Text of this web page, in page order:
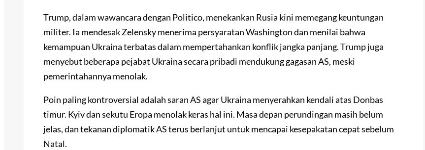
Trump, dalam wawancara dengan Politico, menekankan Rusia kini memegang keuntungan
militer. Ia mendesak Zelensky menerima persyaratan Washington dan menilai bahwa
kemampuan Ukraina terbatas dalam mempertahankan konflik jangka panjang. Trump juga
menyebut beberapa pejabat Ukraina secara pribadi mendukung gagasan AS, meski
pemerintahannya menolak.
Poin paling kontroversial adalah saran AS agar Ukraina menyerahkan kendali atas Donbas
timur. Kyiv dan sekutu Eropa menolak keras hal ini. Masa depan perundingan masih belum
jelas, dan tekanan diplomatik AS terus berlanjut untuk mencapai kesepakatan cepat sebelum
Natal.